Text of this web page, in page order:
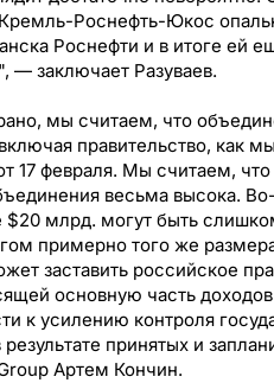
Роснефть-Юкос
Роснефти и в итоге ей
— заключает Разуваев.
мы считаем, что
правительство, как
17 февраля. Мы считаем,
весьма высока.
$20 млрд. могут быть
примерно того же
заставить российское
основную часть
к усилению контроля
принятых и
Артем Кончин.